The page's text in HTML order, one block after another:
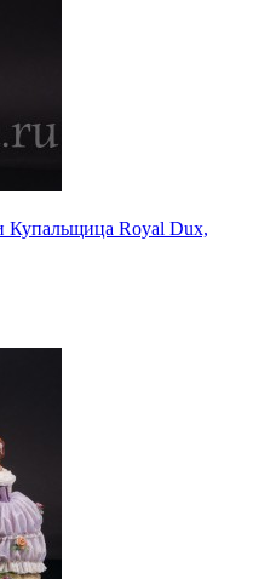
Купальщица Royal Dux,